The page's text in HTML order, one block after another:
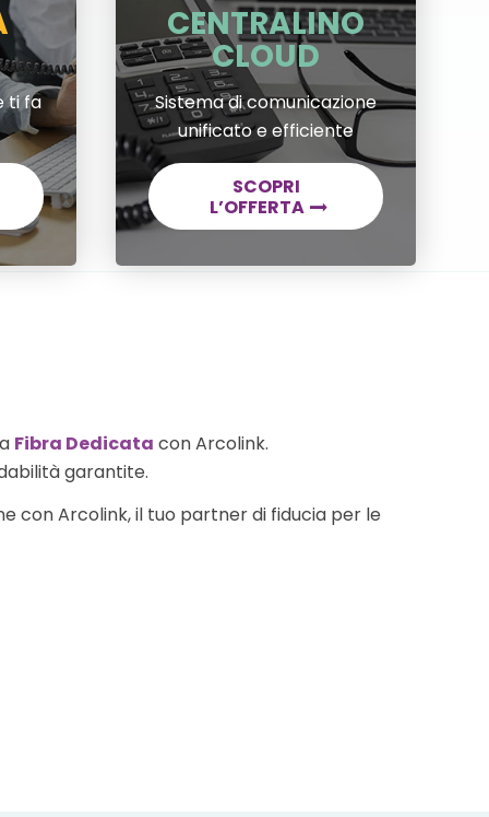
ti fa
CENTRALINO
CLOUD
Sistema di comunicazione
unificato e efficiente
SCOPRI
L’OFFERTA
Fibra Dedicata con Arcolink.
garantite.
con Arcolink, il tuo partner di fiducia per le